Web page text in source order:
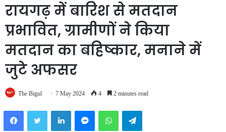
रायगढ़ में बारिश से मतदान
प्रभावित, ग्रामीणों ने किया
मतदान का बहिष्‍कार, मनाने में
जुटे अफसर
The Bigul 7 May 2024 4 2 minutes read
FacebookTwitter LinkedInMessengerWhatsAppTelegram